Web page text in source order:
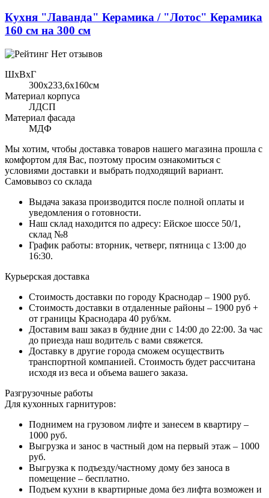
Кухня "Лаванда" Керамика / "Лотос" Керамика
160 см на 300 см
Нет отзывов
ШхВхГ
300x233,6х160см
Материал корпуса
ЛДСП
Материал фасада
МДФ
Мы хотим, чтобы доставка товаров нашего магазина прошла с
комфортом для Вас, поэтому просим ознакомиться с
условиями доставки и выбрать подходящий вариант.
Самовывоз со склада
Выдача заказа производится после полной оплаты и
уведомления о готовности.
Наш склад находится по адресу: Ейское шоссе 50/1,
склад №8
График работы: вторник, четверг, пятница с 13:00 до
16:30.
Курьерская доставка
Стоимость доставки по городу Краснодар – 1900 руб.
Стоимость доставки в отдаленные районы – 1900 руб +
от границы Краснодара 40 руб/км.
Доставим ваш заказ в будние дни с 14:00 до 22:00. За час
до приезда наш водитель с вами свяжется.
Доставку в другие города сможем осуществить
транспортной компанией. Стоимость будет рассчитана
исходя из веса и объема вашего заказа.
Разгрузочные работы
Для кухонных гарнитуров:
Поднимем на грузовом лифте и занесем в квартиру –
1000 руб.
Выгрузка и занос в частный дом на первый этаж – 1000
руб.
Выгрузка к подъезду/частному дому без заноса в
помещение – бесплатно.
Подъем кухни в квартирные дома без лифта возможен и